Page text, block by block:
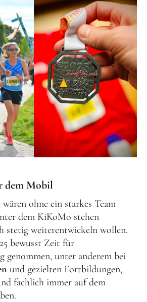
dem Mobil
ohne ein starkes Team
dem KiKoMo stehen
stetig weiterentwickeln wollen.
bewusst Zeit für
genommen, unter anderem bei
und gezielten Fortbildungen,
fachlich immer auf dem